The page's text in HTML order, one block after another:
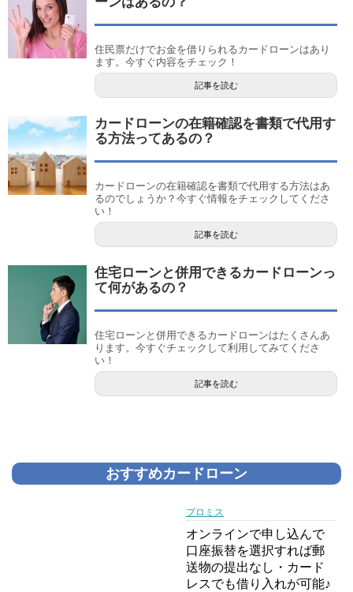
住民票だけでお金を借りられるカードローンはあり
ます。今すぐ内容をチェック！
記事を読む
カードローンの在籍確認を書類で代用す
る方法ってあるの？
カードローンの在籍確認を書類で代用する方法はあ
るのでしょうか？今すぐ情報をチェックしてくださ
い！
記事を読む
住宅ローンと併用できるカードローンっ
て何があるの？
住宅ローンと併用できるカードローンはたくさんあ
ります。今すぐチェックして利用してみてくださ
い！
記事を読む
おすすめカードローン
プロミス
オンラインで申し込んで
口座振替を選択すれば郵
送物の提出なし・カード
レスでも借り入れが可能♪